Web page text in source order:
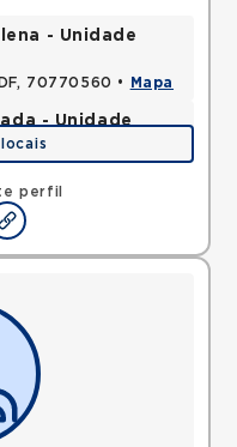
perfil
- Unidade
70770560 • Mapa
- Unidade
DF, 73010120 •